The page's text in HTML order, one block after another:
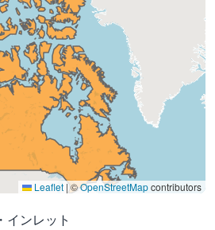
Leaflet |©OpenStreetMapcontributors
インレット